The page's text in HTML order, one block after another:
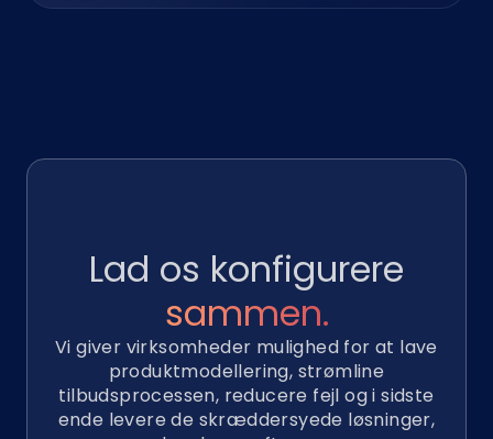
Lad os konfigurere
sammen.
Vi giver virksomheder mulighed for at lave
produktmodellering, strømline
tilbudsprocessen, reducere fejl og i sidste
ende levere de skræddersyede løsninger,